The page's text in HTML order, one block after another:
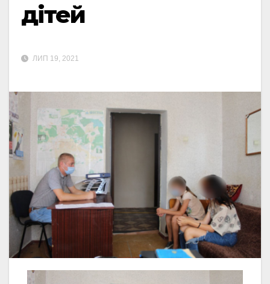
дітей
ЛИП 19, 2021